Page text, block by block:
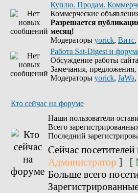
Куплю. Продам.
Коммерческие
Разрешается
месяц!
Модераторы yorick, Витс,
Работа Sat-Digest и
Обсуждение работы
Замечания,
Модераторы yorick, JaWa,
Кто сейчас на форуме
Наши пользователи
Всего
Последний
Сейчас
Администратор ] [
Больше всего